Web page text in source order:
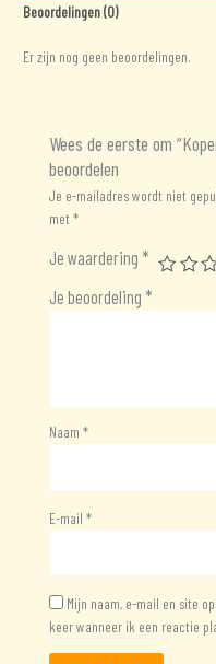
Beoordelingen (0)
Er zijn nog geen beoordelingen.
Wees de eerste om
beoordelen
Je e-mailadres wordt niet
met *
Je waardering *
Je beoordeling *
Naam *
E-mail *
Mijn naam, e-mail en site
keer wanneer ik een reactie